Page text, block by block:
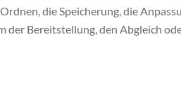
die Speicherung, die
Bereitstellung, den Abgleich